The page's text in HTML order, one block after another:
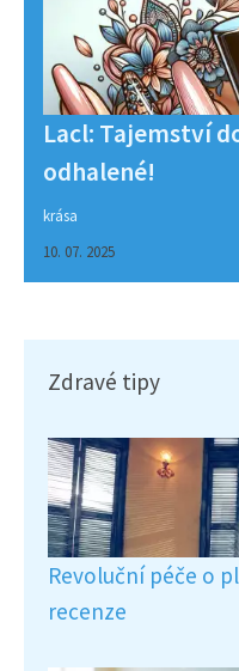
Lacl: Tajemství
odhalené!
krása
10. 07. 2025
Zdravé tipy
Revoluční péče o
recenze